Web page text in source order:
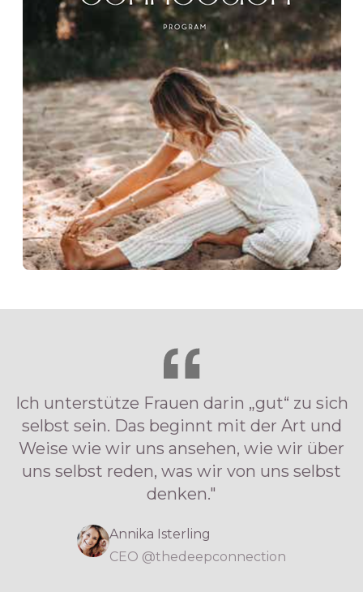
Ich unterstütze Frauen darin „gut“ zu sich
selbst sein. Das beginnt mit der Art und
Weise wie wir uns ansehen, wie wir über
uns selbst reden, was wir von uns selbst
denken."
Annika Isterling
CEO @thedeepconnection